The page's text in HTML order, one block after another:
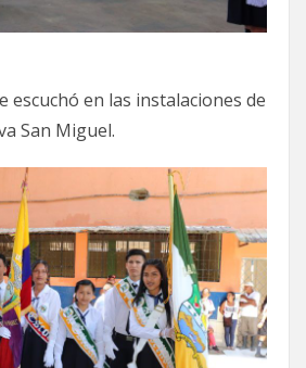
escuchó en las instalaciones de
San Miguel.